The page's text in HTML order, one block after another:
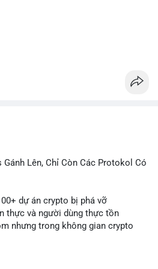
Lên, Chỉ Còn Các Protokol Có
dự án crypto bị phá vỡ
thực và người dùng thực tồn
nhưng trong không gian crypto